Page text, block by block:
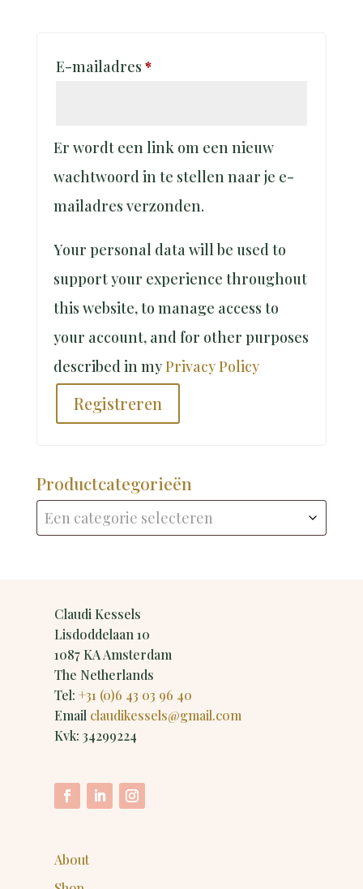
E-mailadres *Vereist
Er wordt een link om een nieuw
wachtwoord in te stellen naar je e-
mailadres verzonden.
Your personal data will be used to
support your experience throughout
this website, to manage access to
your account, and for other purposes
described in myPrivacy Policy
Registreren
Productcategorieën
Een categorie selecteren
Claudi Kessels
Lisdoddelaan 10
1087 KA Amsterdam
The Netherlands
Tel:+31 (0)6 43 03 96 40
Email claudikessels@gmail.com
Kvk: 34299224
About